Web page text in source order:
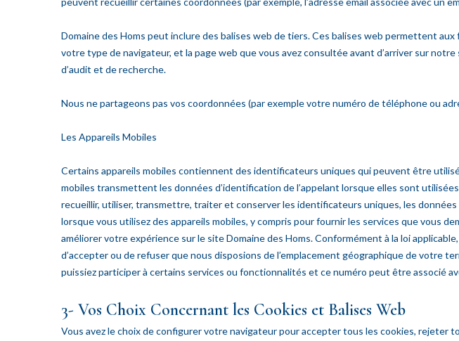
Domaine des Homs peut inclure des balises web de tiers. Ces balises web permettent
votre type de navigateur, et la page web que vous avez consultée avant d’arriver sur
d’audit et de recherche.
Nous ne partageons pas vos coordonnées (par exemple votre numéro de téléphone ou
Les Appareils Mobiles
Certains appareils mobiles contiennent des identificateurs uniques qui peuvent être
mobiles transmettent les données d’identification de l’appelant lorsque elles sont
recueillir, utiliser, transmettre, traiter et conserver les identificateurs uniques, les
lorsque vous utilisez des appareils mobiles, y compris pour fournir les services que vous
améliorer votre expérience sur le site Domaine des Homs. Conformément à la loi
d’accepter ou de refuser que nous disposions de l’emplacement géographique de votre
puissiez participer à certains services ou fonctionnalités et ce numéro peut être associé
3- Vos Choix Concernant les Cookies et Balises Web
Vous avez le choix de configurer votre navigateur pour accepter tous les cookies, rejeter